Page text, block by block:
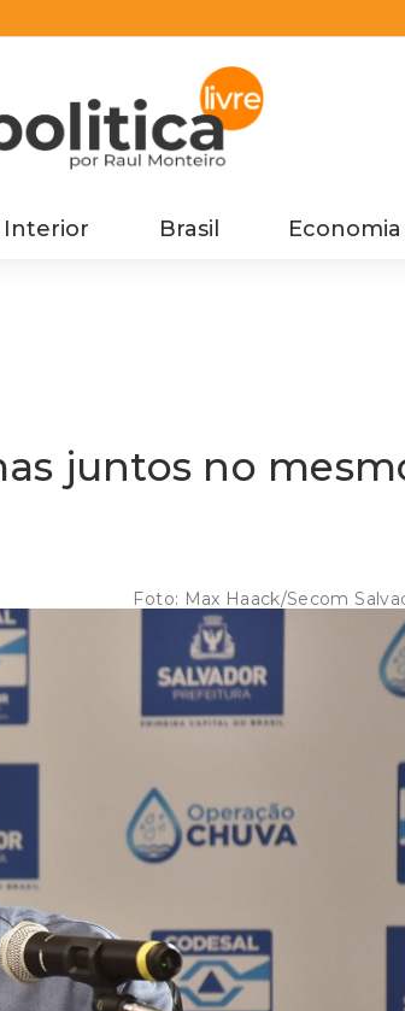
Interior Brasil Economia
juntos no
Foto: Max Haack/Secom